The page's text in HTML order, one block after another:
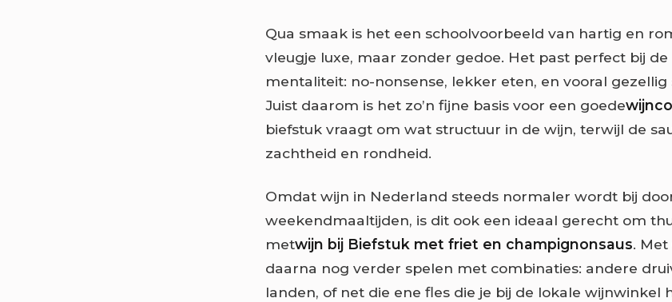
Qua smaak is het een schoolvoorbeeld van hartig en
vleugje luxe, maar zonder gedoe. Het past perfect bij
mentaliteit: no-nonsense, lekker eten, en vooral gezellig
Juist daarom is het zo’n fijne basis voor een goede
biefstuk vraagt om wat structuur in de wijn, terwijl de
zachtheid en rondheid.
Omdat wijn in Nederland steeds normaler wordt bij
weekendmaaltijden, is dit ook een ideaal gerecht om
metwijn bij Biefstuk met friet en champignonsaus.
daarna nog verder spelen met combinaties: andere
landen, of net die ene fles die je bij de lokale wijnwinkel